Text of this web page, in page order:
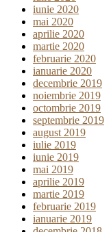
iunie 2020
mai 2020
aprilie 2020
martie 2020
februarie 2020
ianuarie 2020
decembrie 2019
noiembrie 2019
octombrie 2019
septembrie 2019
august 2019
iulie 2019
iunie 2019
mai 2019
aprilie 2019
martie 2019
februarie 2019
ianuarie 2019